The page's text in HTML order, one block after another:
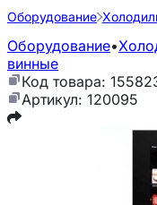
Оборудование
Оборудование•
винные
Код товара:
Артикул: 120095